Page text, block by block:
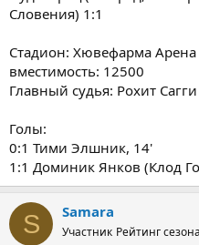
Словения) 1:1
Стадион: Хювефарма Арена
вместимость: 12500
Главный судья: Рохит
Голы:
0:1 Тими Элшник, 14'
1:1 Доминик Янков (Клод
S Samara
Участник Рейтинг